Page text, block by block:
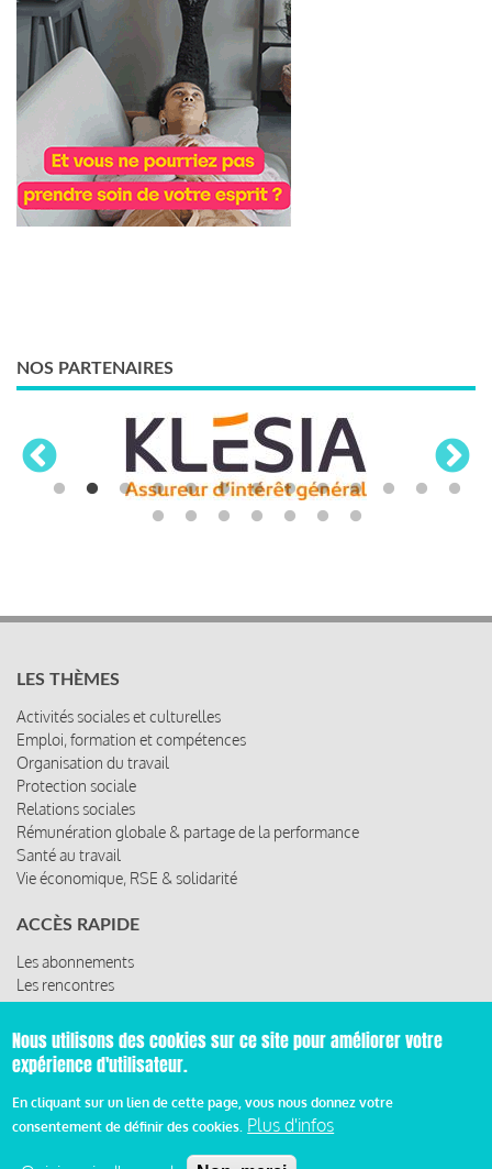
NOS PARTENAIRES
LES THÈMES
Activités sociales et culturelles
Emploi, formation et compétences
Organisation du travail
Protection sociale
Relations sociales
Rémunération globale & partage de la performance
Santé au travail
Vie économique, RSE & solidarité
ACCÈS RAPIDE
Les abonnements
Les rencontres
Les ressources
© 2019 Miroir Social - Réalisé parCafffeine
Mentions légales et condition générale d’utilisation et
Nous utilisons des cookies sur ce site pour améliorer votre
expérience d'utilisateur.
En cliquant sur un lien de cette page, vous nous donnez votre
consentement de définir des cookies. Plus d'infos